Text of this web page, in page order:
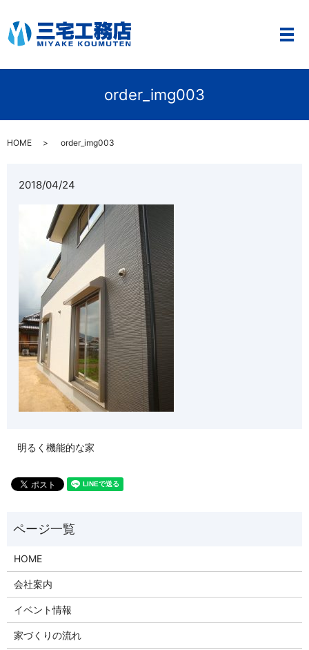
メ
order_img003
HOME order_img003
2018/04/24
明るく機能的な家
HOME
会社案内
イベント情報
家づくりの流れ